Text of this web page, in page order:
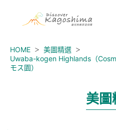
HOME
美圖精選
Uwaba-kogen Highlands（
モス園）
美圖